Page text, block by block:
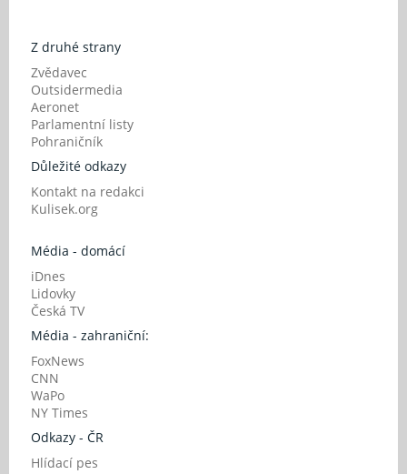
Z druhé strany
Zvědavec
Outsidermedia
Aeronet
Parlamentní listy
Pohraničník
Důležité odkazy
Kontakt na redakci
Kulisek.org
Média - domácí
iDnes
Lidovky
Česká TV
Média - zahraniční:
FoxNews
CNN
WaPo
NY Times
Odkazy - ČR
Hlídací pes